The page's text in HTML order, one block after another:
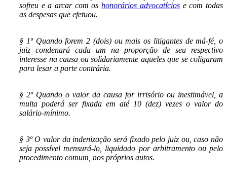
sofreu e a arcar com oshonorários advocatíciose com todas
as despesas que efetuou.
§ 1º Quando forem 2 (dois) ou mais os litigantes de má-fé, o
juiz condenará cada um na proporção de seu respectivo
interesse na causa ou solidariamente aqueles que se coligaram
para lesar a parte contrária.
§ 2º Quando o valor da causa for irrisório ou inestimável, a
multa poderá ser fixada em até 10 (dez) vezes o valor do
salário-mínimo.
§ 3º O valor da indenização será fixado pelo juiz ou, caso não
seja possível mensurá-lo, liquidado por arbitramento ou pelo
procedimento comum, nos próprios autos.